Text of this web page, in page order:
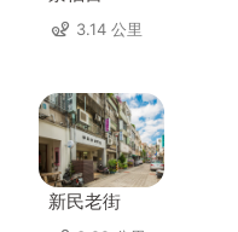
3.14 公里
新民老街